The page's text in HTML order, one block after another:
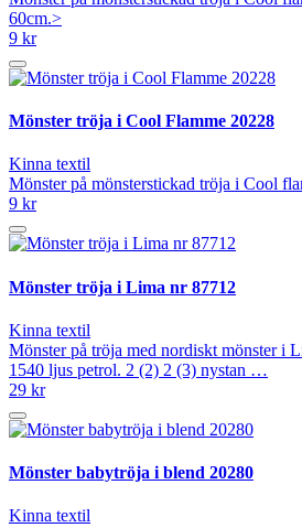
60cm.>
9 kr
Mönster tröja i Cool Flamme 20228
Kinna textil
Mönster på mönsterstickad tröja i Cool
9 kr
Mönster tröja i Lima nr 87712
Kinna textil
Mönster på tröja med nordiskt mönster i
1540 ljus petrol. 2 (2) 2 (3) nystan …
29 kr
Mönster babytröja i blend 20280
Kinna textil